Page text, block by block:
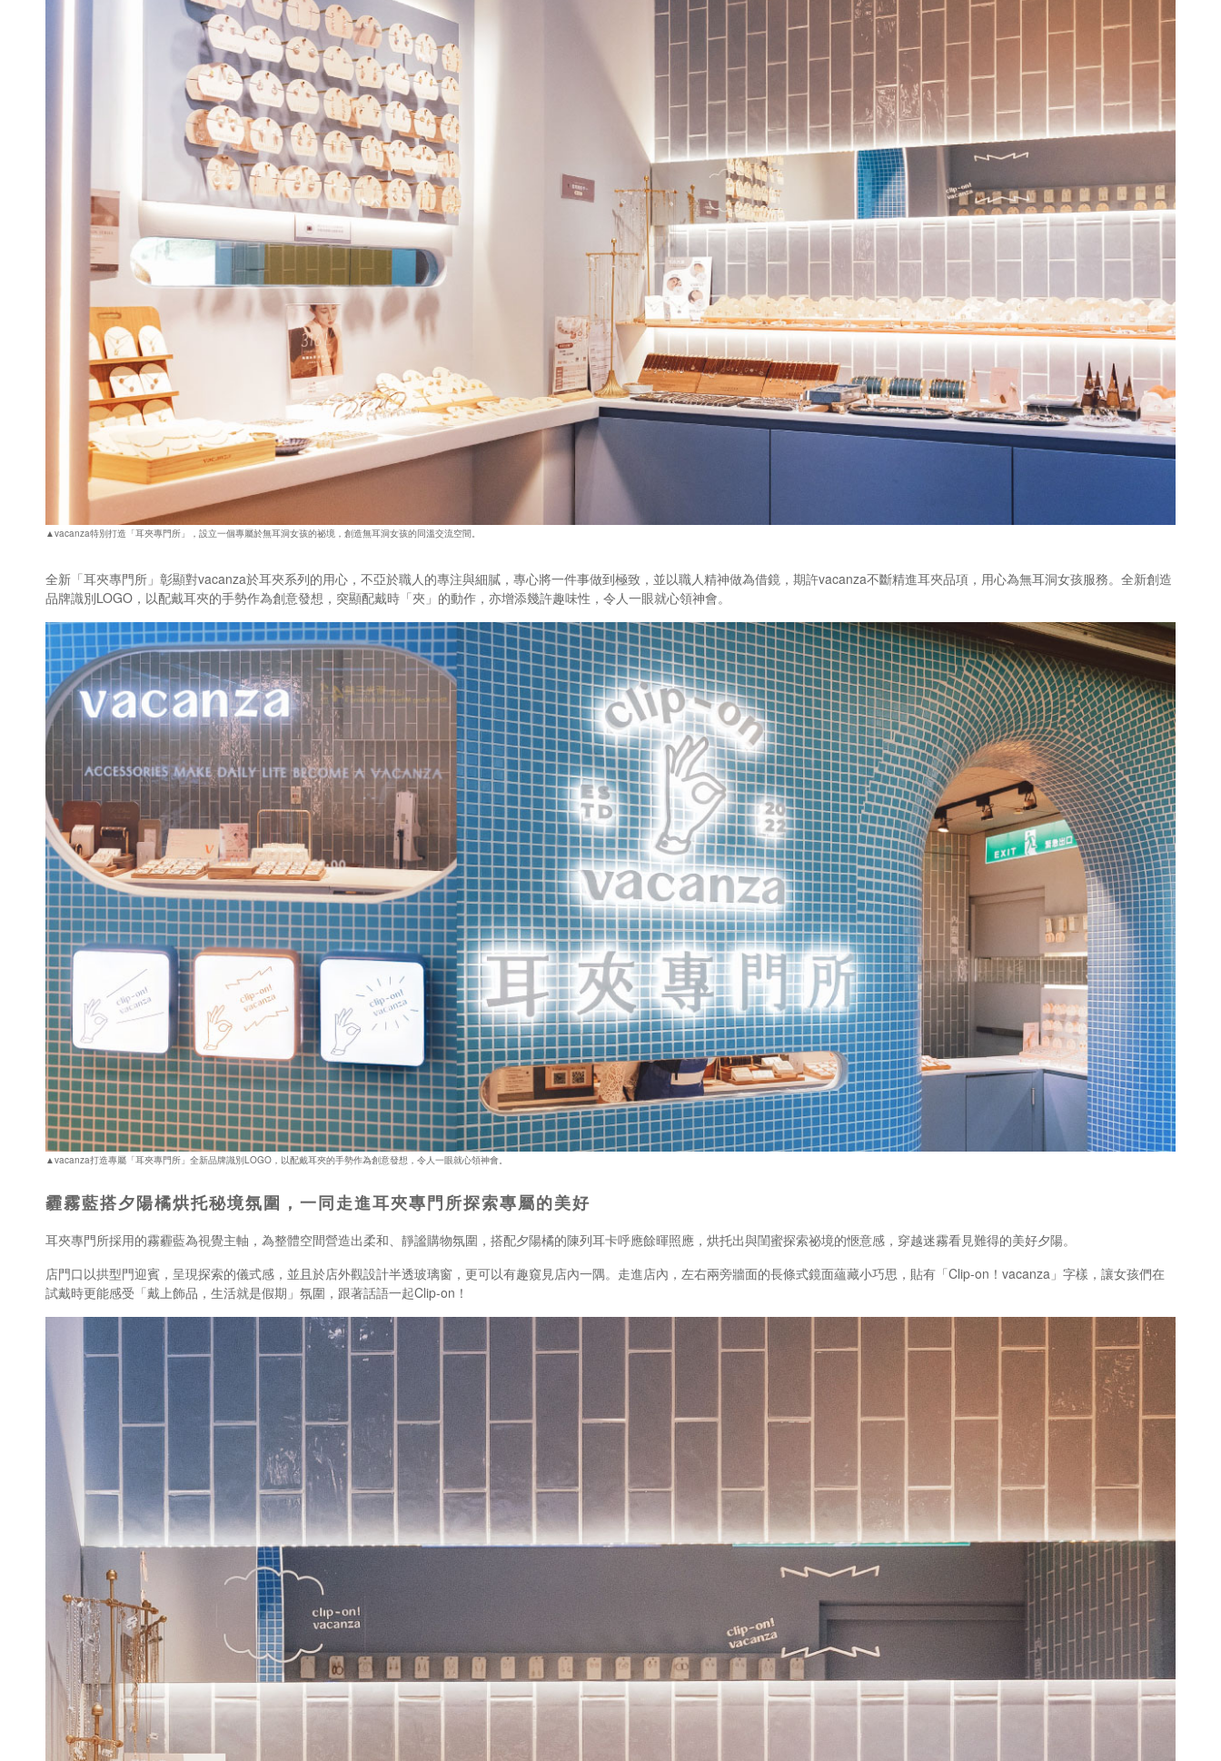
▲vacanza特別打造「耳夾專門所」，設立一個專屬於無耳洞女孩的祕境，創造無耳洞女孩的同溫交流空間。
全新「耳夾專門所」彰顯對vacanza於耳夾系列的用心，不亞於職人的專注與細膩，專心將一件事做到極致，並以職人精神做為借鏡，期許vacanza不斷精進耳夾品項，用心為無耳洞女孩服務。全新創造
品牌識別LOGO，以配戴耳夾的手勢作為創意發想，突顯配戴時「夾」的動作，亦增添幾許趣味性，令人一眼就心領神會。
▲vacanza打造專屬「耳夾專門所」全新品牌識別LOGO，以配戴耳夾的手勢作為創意發想，令人一眼就心領神會。
霾霧藍搭夕陽橘烘托秘境氛圍，一同走進耳夾專門所探索專屬的美好
耳夾專門所採用的霧霾藍為視覺主軸，為整體空間營造出柔和、靜謐購物氛圍，搭配夕陽橘的陳列耳卡呼應餘暉照應，烘托出與閨蜜探索祕境的愜意感，穿越迷霧看見難得的美好夕陽。
店門口以拱型門迎賓，呈現探索的儀式感，並且於店外觀設計半透玻璃窗，更可以有趣窺見店內一隅。走進店內，左右兩旁牆面的長條式鏡面蘊藏小巧思，貼有「Clip-on！vacanza」字樣，讓女孩們在
試戴時更能感受「戴上飾品，生活就是假期」氛圍，跟著話語一起Clip-on！